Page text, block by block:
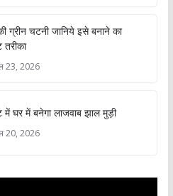
ग्रीन चटनी जानिये इसे बनाने का
23, 2026
में घर में बनेगा लाजवाब झाल मुड़ी
20, 2026